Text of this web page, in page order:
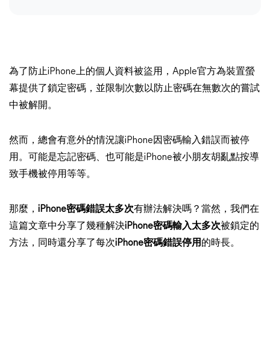
為了防止iPhone上的個人資料被盜用，Apple官方為裝置螢
幕提供了鎖定密碼，並限制次數以防止密碼在無數次的嘗試
中被解開。
然而，總會有意外的情況讓iPhone因密碼輸入錯誤而被停
用。可能是忘記密碼、也可能是iPhone被小朋友胡亂點按導
致手機被停用等等。
那麼， iPhone密碼錯誤太多次有辦法解決嗎？當然，我們在
這篇文章中分享了幾種解決iPhone密碼輸入太多次被鎖定的
方法，同時還分享了每次iPhone密碼錯誤停用 的時長。